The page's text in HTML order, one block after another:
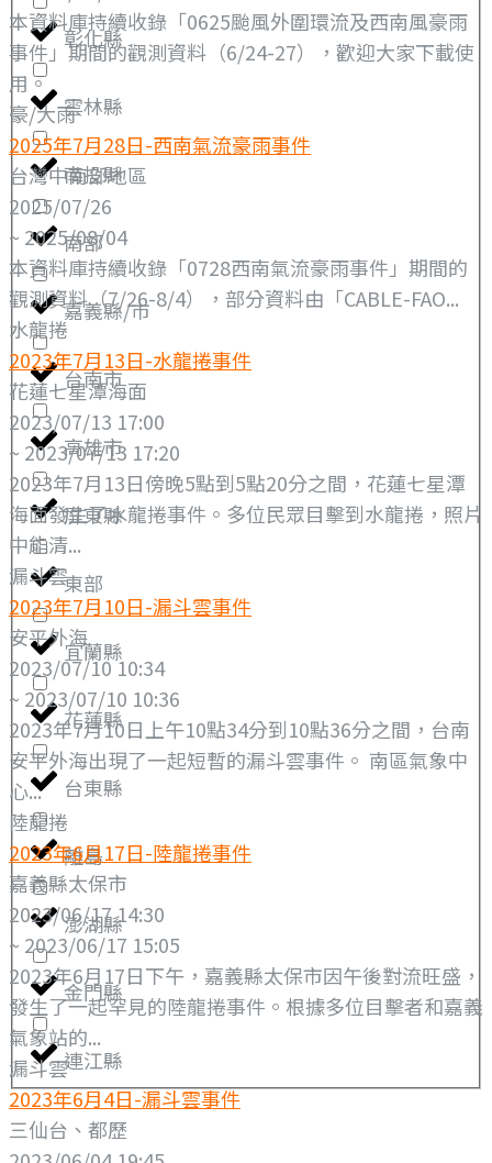
彰化縣
雲林縣
南投縣
南部
嘉義縣/市
台南市
高雄市
屏東縣
東部
宜蘭縣
花蓮縣
台東縣
離島
澎湖縣
金門縣
連江縣
本資料庫持續收錄「0625颱風外圍環流及西南風豪雨
事件」期間的觀測資料（6/24-27），歡迎大家下載使
用。
豪/大雨
2025年7月28日-西南氣流豪雨事件
台灣中南部地區
2025/07/26
~ 2025/08/04
本資料庫持續收錄「0728西南氣流豪雨事件」期間的
觀測資料（7/26-8/4），部分資料由「CABLE-FAO...
水龍捲
2023年7月13日-水龍捲事件
花蓮七星潭海面
2023/07/13 17:00
~ 2023/07/13 17:20
2023年7月13日傍晚5點到5點20分之間，花蓮七星潭
海面發生了水龍捲事件。多位民眾目擊到水龍捲，照片
中能清...
漏斗雲
2023年7月10日-漏斗雲事件
安平外海
2023/07/10 10:34
~ 2023/07/10 10:36
2023年7月10日上午10點34分到10點36分之間，台南
安平外海出現了一起短暫的漏斗雲事件。 南區氣象中
心...
陸龍捲
2023年6月17日-陸龍捲事件
嘉義縣太保市
2023/06/17 14:30
~ 2023/06/17 15:05
2023年6月17日下午，嘉義縣太保市因午後對流旺盛，
發生了一起罕見的陸龍捲事件。根據多位目擊者和嘉義
氣象站的...
漏斗雲
2023年6月4日-漏斗雲事件
三仙台、都歷